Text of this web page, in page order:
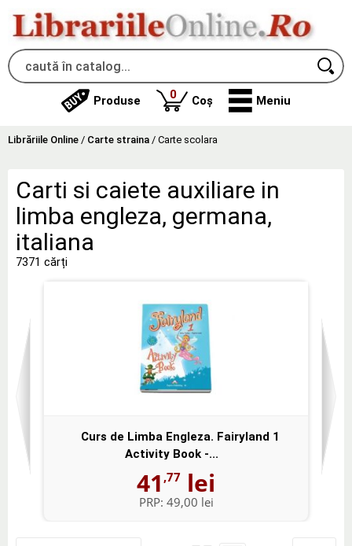
Produse 0produse
Coș Meniu
Librăriile Online / Carte straina / Carte scolara
Carti si caiete auxiliare in
limba engleza, germana,
italiana
7371 cărți
Curs de Limba Engleza. Fairyland 1
Activity Book -...
41 ,77 lei
PRP: 49,00 lei